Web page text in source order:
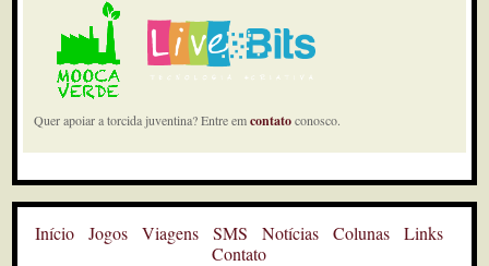
Quer apoiar a torcida juventina? Entre emcontatoconosco.
Início Jogos Viagens SMS Notícias Colunas
Links
Contato